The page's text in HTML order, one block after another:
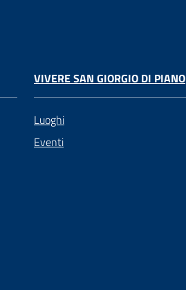
VIVERE SAN GIORGIO DI PIANO
Luoghi
Eventi